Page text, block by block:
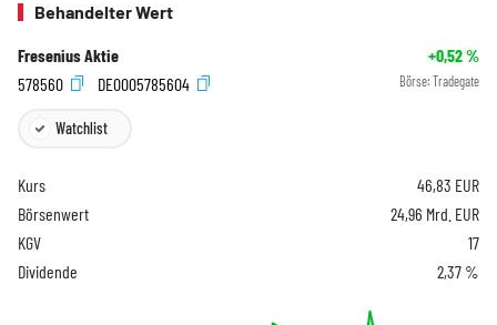
Behandelter Wert
Fresenius Aktie +0,52%
578560
DE0005785604 Börse: Tradegate
Watchlist
Kurs 46,83 EUR
Börsenwert
24,96 Mrd. EUR
KGV
17
Dividende
2,37 %